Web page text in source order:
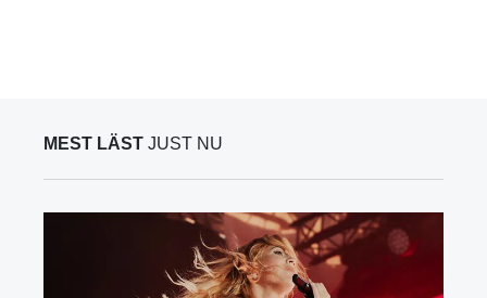
MEST LÄST JUST NU